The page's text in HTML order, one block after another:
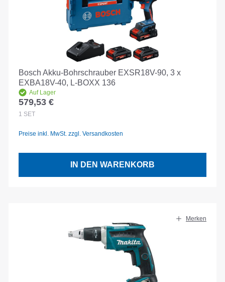
Bosch Akku-Bohrschrauber EXSR18V-90, 3 x
EXBA18V-40, L-BOXX 136
Auf Lager
Regulärer Preis:
579,53 €
1 SET
Preise inkl. MwSt. zzgl. Versandkosten
IN DEN WARENKORB
Merken